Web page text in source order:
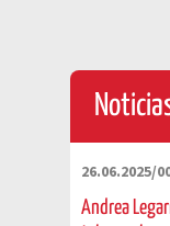
26.06.2025/
Andrea